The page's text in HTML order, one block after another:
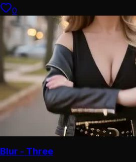
0
Blur - Three